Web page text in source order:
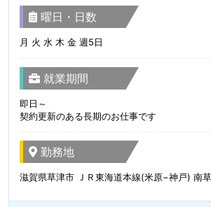
曜日・日数
月 火 水 木 金 週5日
就業期間
即日～
契約更新のある長期のお仕事です
勤務地
滋賀県草津市 ＪＲ東海道本線(米原−神戸) 南